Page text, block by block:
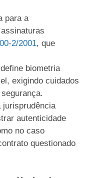
para a
2/2001, que
define biometria
exigindo cuidados
jurisprudência
autenticidade
no caso
questionado